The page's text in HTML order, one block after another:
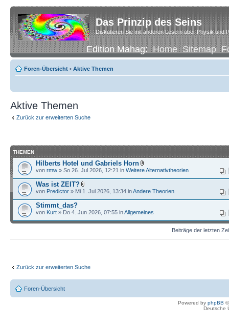
Das Prinzip des Seins
Diskutieren Sie mit anderen Lesern über Physik und
Edition Mahag:Home Sitemap
Foren-Übersicht • Aktive Themen
Aktive Themen
Zurück zur erweiterten Suche
THEMEN
Hilberts Hotel und Gabriels Horn
von rmw » So 26. Jul 2026, 12:21 in Weitere Alternativtheorien
Was ist ZEIT?
von Predictor » Mi 1. Jul 2026, 13:34 inAndere Theorien
Stimmt_das?
von Kurt » Do 4. Jun 2026, 07:55 inAllgemeines
Beiträge der letzten
Zurück zur erweiterten Suche
Foren-Übersicht
Powered by phpBB
Deutsche